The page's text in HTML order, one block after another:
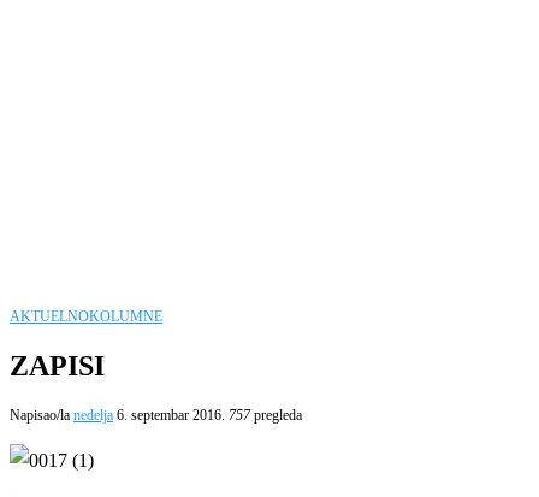
AKTUELNOKOLUMNE
ZAPISI
Napisao/la nedelja 6. septembar 2016. 757pregleda